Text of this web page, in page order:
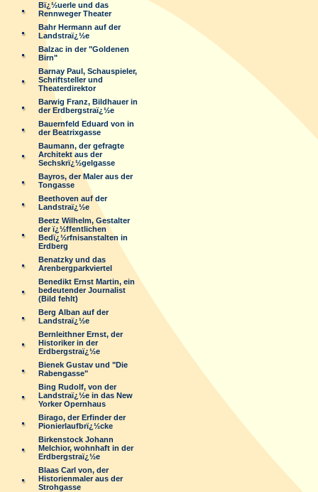
Bï¿½uerle und das
Rennweger Theater
Bahr Hermann auf der
Landstraï¿½e
Balzac in der "Goldenen
Birn"
Barnay Paul, Schauspieler,
Schriftsteller und
Theaterdirektor
Barwig Franz, Bildhauer in
der Erdbergstraï¿½e
Bauernfeld Eduard von in
der Beatrixgasse
Baumann, der gefragte
Architekt aus der
Sechskrï¿½gelgasse
Bayros, der Maler aus der
Tongasse
Beethoven auf der
Landstraï¿½e
Beetz Wilhelm, Gestalter
der ï¿½ffentlichen
Bedï¿½rfnisanstalten in
Erdberg
Benatzky und das
Arenbergparkviertel
Benedikt Ernst Martin, ein
bedeutender Journalist
(Bild fehlt)
Berg Alban auf der
Landstraï¿½e
Bernleithner Ernst, der
Historiker in der
Erdbergstraï¿½e
Bienek Gustav und "Die
Rabengasse"
Bing Rudolf, von der
Landstraï¿½e in das New
Yorker Opernhaus
Birago, der Erfinder der
Pionierlaufbrï¿½cke
Birkenstock Johann
Melchior, wohnhaft in der
Erdbergstraï¿½e
Blaas Carl von, der
Historienmaler aus der
Strohgasse